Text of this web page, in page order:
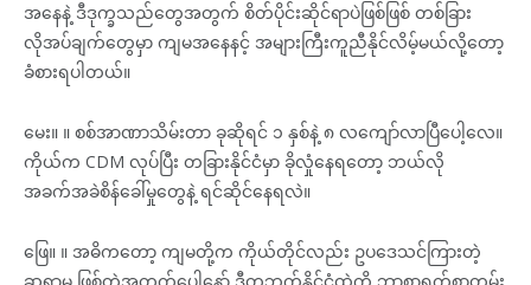
အနေနဲ့ ဒီဒုက္ခသည်တွေအတွက် စိတ်ပိုင်းဆိုင်ရာပဲဖြစ်ဖြစ် တစ်ခြား
လိုအပ်ချက်တွေမှာ ကျမအနေနင့် အများကြီးကူညီနိုင်လိမ့်မယ်လို့တော့
ခံစားရပါတယ်။
မေး။ ။ စစ်အာဏာသိမ်းတာ ခုဆိုရင် ၁ နှစ်နဲ့ ၈ လကျော်လာပြီပေါ့လေ။
ကိုယ်က CDM လုပ်ပြီး တခြားနိုင်ငံမှာ ခိုလှုံနေရတော့ ဘယ်လို
အခက်အခဲစိန်ခေါ်မှုတွေနဲ့ ရင်ဆိုင်နေရလဲ။
ဖြေ။ ။ အဓိကတော့ ကျမတို့က ကိုယ်တိုင်လည်း ဥပဒေသင်ကြားတဲ့